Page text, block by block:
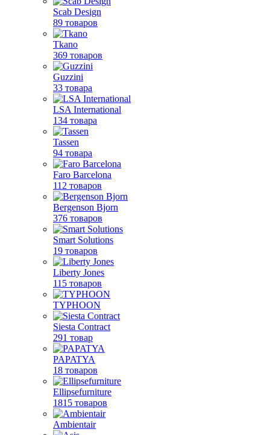
Scab Design
89 товаров
Tkano
369 товаров
Guzzini
33 товара
LSA International
134 товара
Tassen
94 товара
Faro Barcelona
112 товаров
Bergenson Bjorn
376 товаров
Smart Solutions
19 товаров
Liberty Jones
115 товаров
TYPHOON
Siesta Contract
291 товар
PAPATYA
18 товаров
Ellipsefurniture
1815 товаров
Ambientair